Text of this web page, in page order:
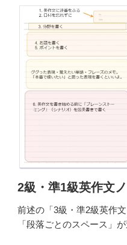
2級・準1級英作文
前述の「3級・準2級英作
「段落ごとのスペース」